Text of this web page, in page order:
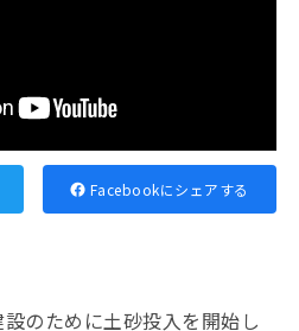
Facebookにシェアする
のために土砂投入を開始し